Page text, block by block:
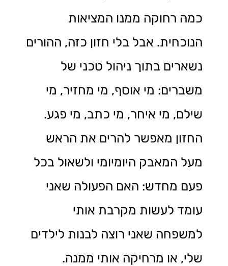
כמה רחוקה ממנו המציאות
הנוכחית. אבל בלי חזון כזה, ההורים
נשארים בתוך ניהול טכני של
משברים: מי אוסף, מי מחזיר, מי
שילם, מי איחר, מי כתב, מי פגע.
החזון מאפשר להרים את הראש
מעל המאבק היומיומי ולשאול בכל
פעם מחדש: האם הפעולה שאני
עומד לעשות מקרבת אותי
למשפחה שאני רוצה לבנות לילדים
שלי, או מרחיקה אותי ממנה.